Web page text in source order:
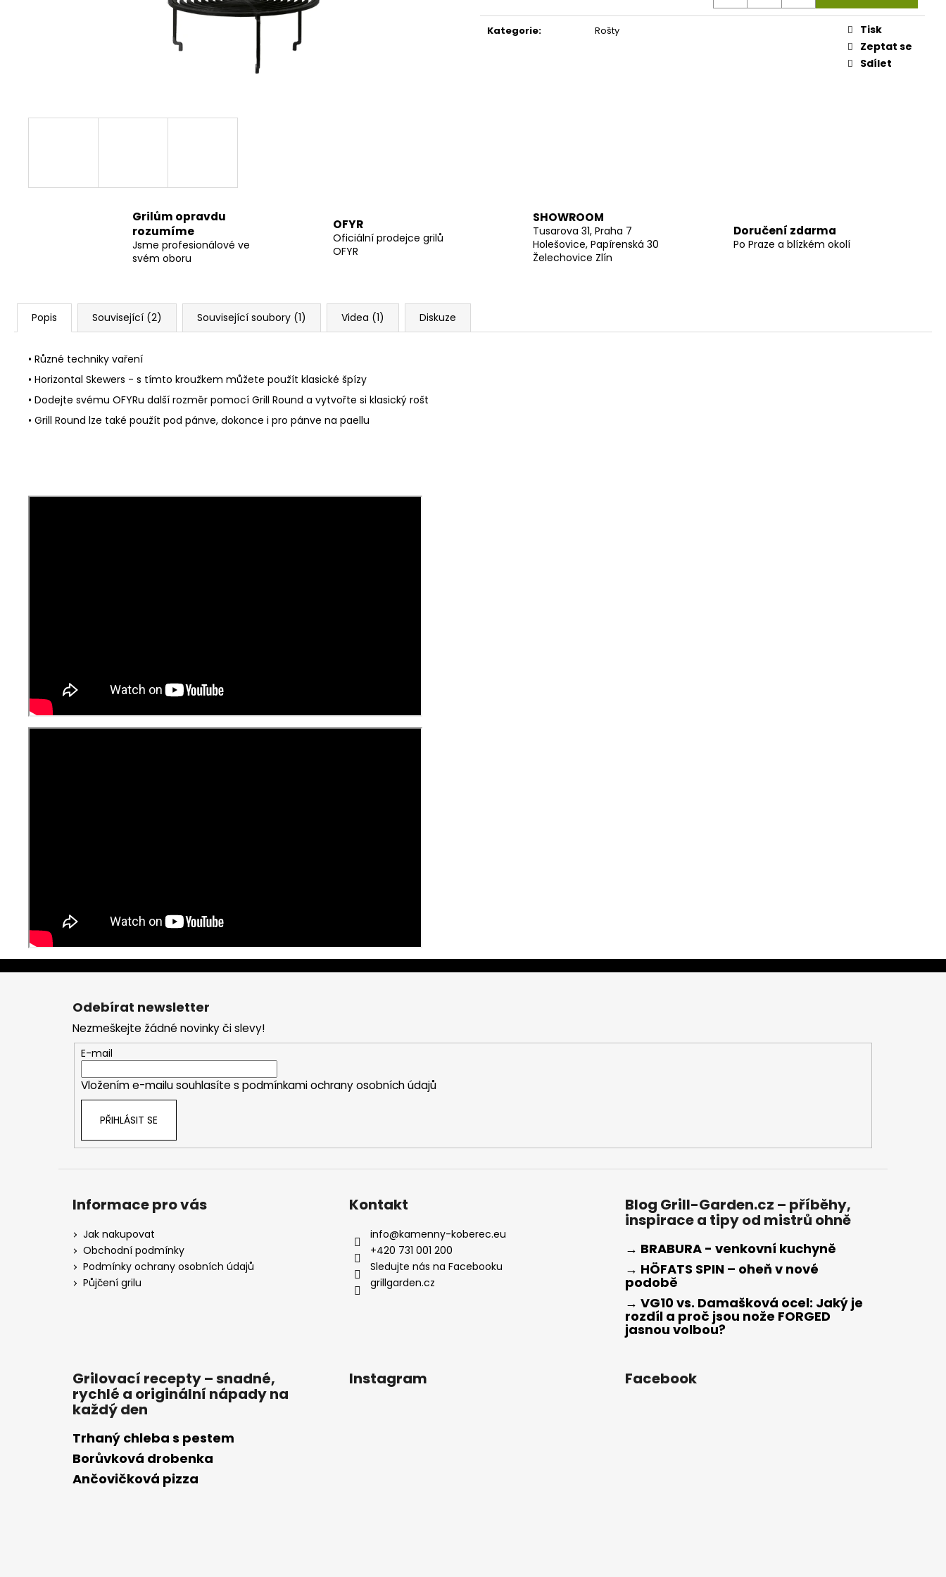
cena:
Kategorie: Rošty
Tisk
Zeptat se
Sdílet
Grilům opravdu
rozumíme
Jsme profesionálové ve
svém oboru
OFYR
Oficiální prodejce grilů
OFYR
SHOWROOM
Tusarova 31, Praha 7
Holešovice, Papírenská 30
Želechovice Zlín
Doručení zdarma
Po Praze a blízkém okolí
Popis Související (2) Související soubory (1) Videa (1) Diskuze
• Různé techniky vaření
• Horizontal Skewers - s tímto kroužkem můžete použít klasické špízy
• Dodejte svému OFYRu další rozměr pomocí Grill Round a vytvořte si klasický rošt
• Grill Round lze také použít pod pánve, dokonce i pro pánve na paellu
Z
Odebírat newsletter
Nezmeškejte žádné novinky či slevy!
E-mail
Vložením e-mailu souhlasíte s podmínkami ochrany osobních údajů
PŘIHLÁSIT SE
Informace pro vás
Jak nakupovat
Obchodní podmínky
Podmínky ochrany osobních údajů
Půjčení grilu
Kontakt
info@kamenny-koberec.eu
+420 731 001 200
Sledujte nás na Facebooku
grillgarden.cz
Blog Grill-Garden.cz – příběhy,
inspirace a tipy od mistrů ohně
→ BRABURA - venkovní kuchyně
→ HÖFATS SPIN – oheň v nové
podobě
→ VG10 vs. Damašková ocel: Jaký je
rozdíl a proč jsou nože FORGED
jasnou volbou?
Grilovací recepty – snadné,
rychlé a originální nápady na
každý den
Trhaný chleba s pestem
Borůvková drobenka
Ančovičková pizza
Instagram Facebook